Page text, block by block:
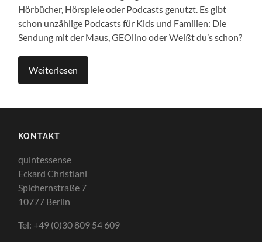
Hörbücher, Hörspiele oder Podcasts genutzt. Es gibt
schon unzählige Podcasts für Kids und Familien: Die
Sendung mit der Maus, GEOlino oder Weißt du’s schon?
Weiterlesen
KONTAKT
quintessense
Eckard Christiani
Spichernstraße 7
10777 Berlin
Tel: +49 (0)30 809 54 609